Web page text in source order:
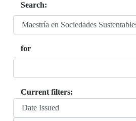
Search:
for
Current filters: